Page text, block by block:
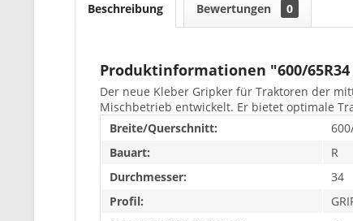
Beschreibung Bewertungen 0
Produktinformationen "600/65R34
Der neue Kleber Gripker für Traktoren der
Mischbetrieb entwickelt. Er bietet optimale
Breite/Querschnitt:
Bauart:
R
Durchmesser:
34
Profil: